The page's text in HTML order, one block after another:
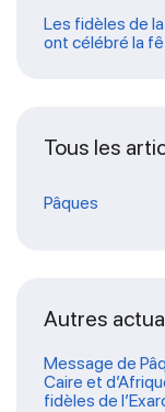
Les fidèles de
ont célébré la
Tous les
Pâques
Autres
Message de
Caire et
fidèles de